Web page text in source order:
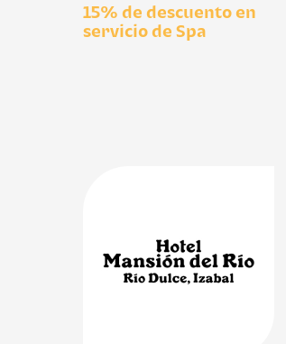
15% de descuento en
servicio de Spa